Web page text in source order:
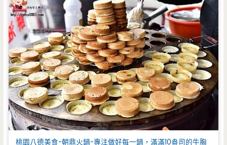
桃園八德美食-朝鼎火鍋-專注做好每一鍋，滿滿10盎司的牛胸